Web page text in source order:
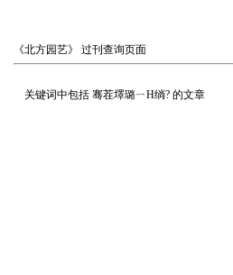
《北方园艺》 过刊查询页面
关键词中包括 骞茬墿璐ㄧН绱? 的文章